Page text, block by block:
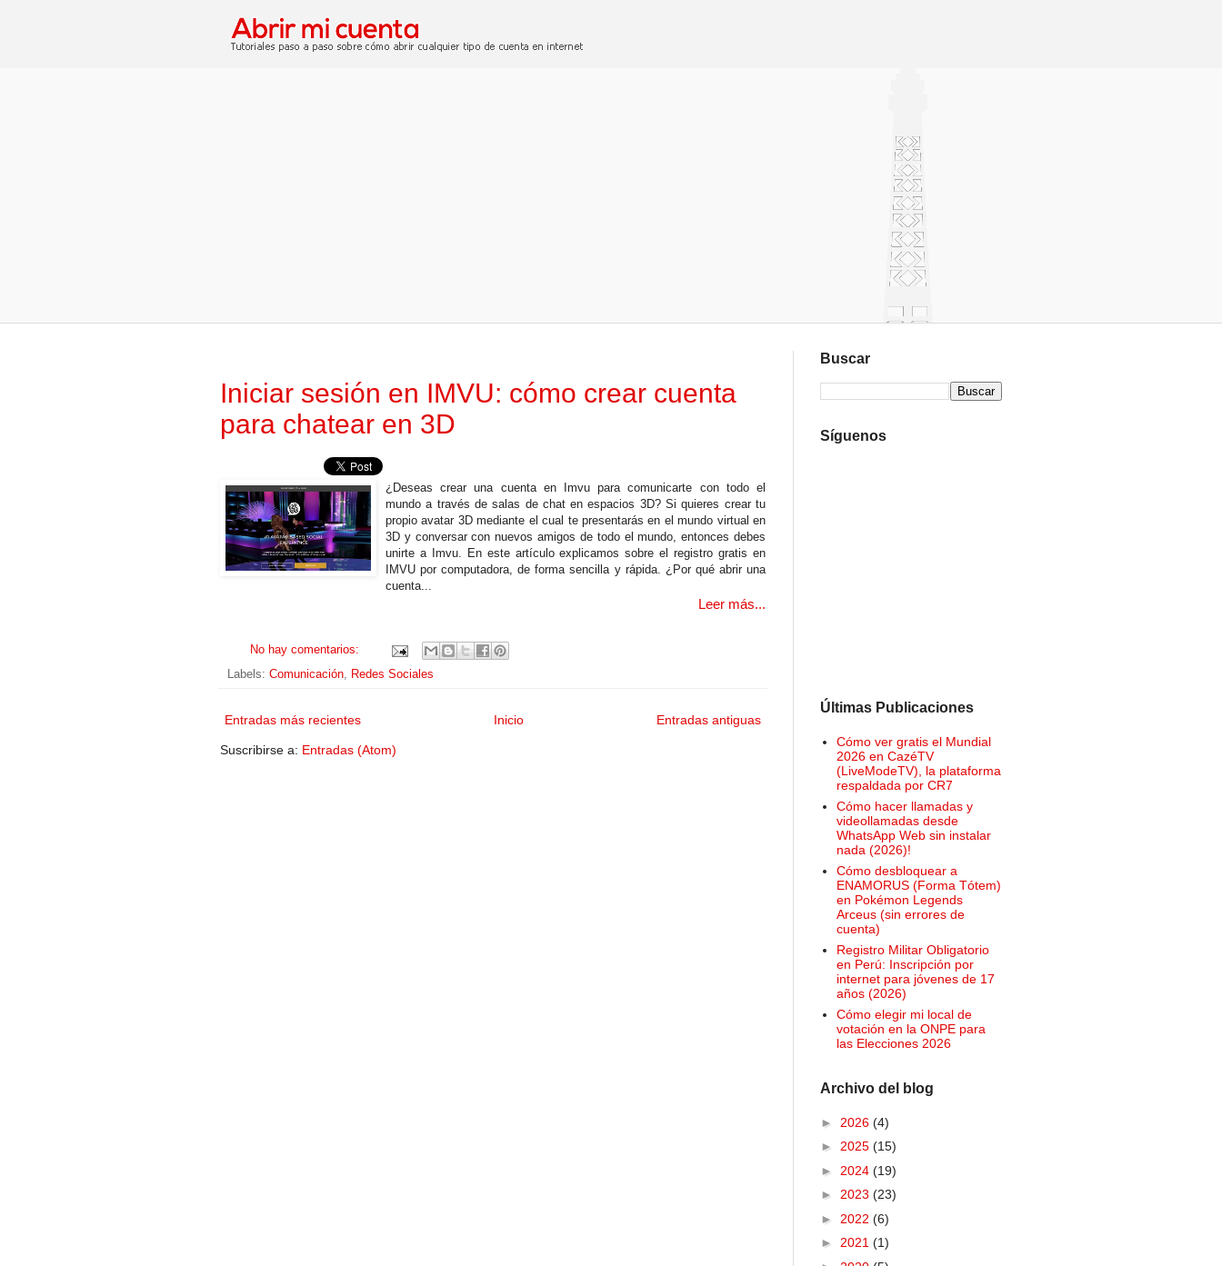
Iniciar sesión en IMVU: cómo crear cuenta
para chatear en 3D
¿Deseas crear una cuenta en Imvu para comunicarte con todo el
mundo a través de salas de chat en espacios 3D? Si quieres crear tu
propio avatar 3D mediante el cual te presentarás en el mundo virtual en
3D y conversar con nuevos amigos de todo el mundo, entonces debes
unirte a Imvu. En este artículo explicamos sobre el registro gratis en
IMVU por computadora, de forma sencilla y rápida. ¿Por qué abrir una
cuenta...
Leer más...
No hay comentarios:
Labels: Comunicación, Redes Sociales
Entradas más recientes Entradas antiguas
Inicio
Suscribirse a: Entradas (Atom)
Buscar
Síguenos
Últimas Publicaciones
Cómo ver gratis el Mundial
2026 en CazéTV
(LiveModeTV), la plataforma
respaldada por CR7
Cómo hacer llamadas y
videollamadas desde
WhatsApp Web sin instalar
nada (2026)!
Cómo desbloquear a
ENAMORUS (Forma Tótem)
en Pokémon Legends
Arceus (sin errores de
cuenta)
Registro Militar Obligatorio
en Perú: Inscripción por
internet para jóvenes de 17
años (2026)
Cómo elegir mi local de
votación en la ONPE para
las Elecciones 2026
Archivo del blog
► 2026 (4)
► 2025 (15)
► 2024 (19)
► 2023 (23)
► 2022 (6)
► 2021 (1)